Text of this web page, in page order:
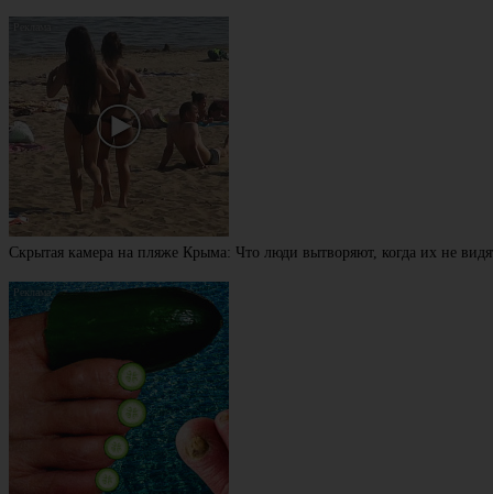
Скрытая камера на пляже Крыма: Что люди вытворяют, когда их не